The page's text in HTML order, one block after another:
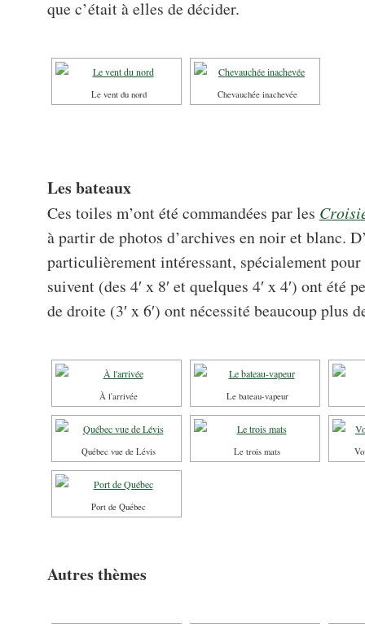
que c’était à elles de décider.
Le vent du nord Chevauchée inachevée
Les bateaux
Ces toiles m’ont été commandées par les
à partir de photos d’archives en noir et blanc.
particulièrement intéressant, spécialement
suivent (des 4′ x 8′ et quelques 4′ x 4′) ont été
de droite (3′ x 6′) ont nécessité beaucoup plus
À l'arrivée Le bateau-vapeur
Québec vue de Lévis Le trois mats
Port de Québec
Autres thèmes